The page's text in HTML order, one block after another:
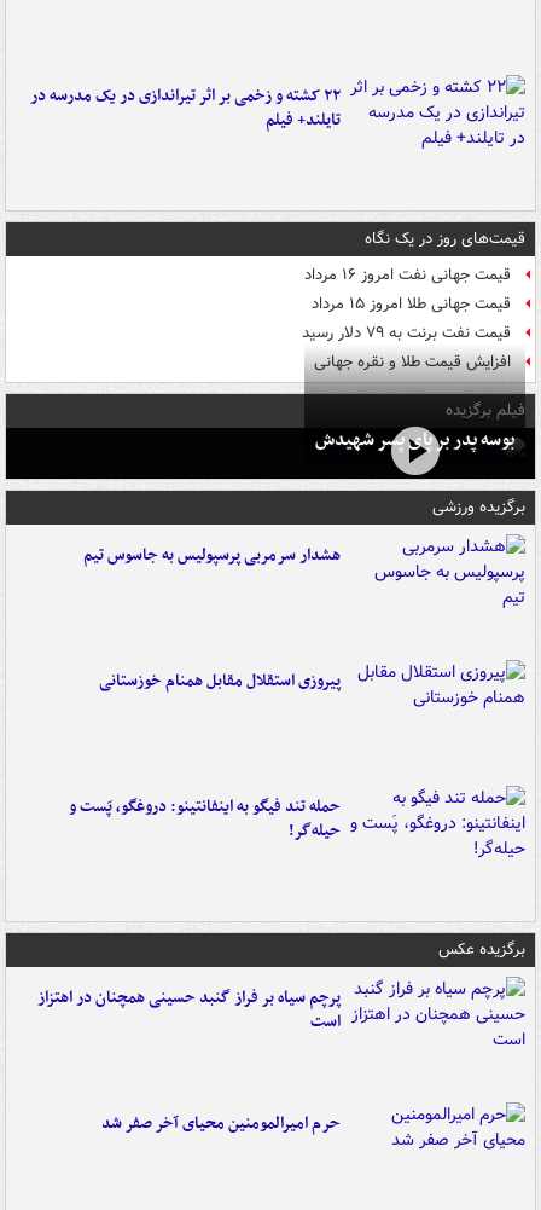
۲۲ کشته و زخمی بر اثر تیراندازی در یک مدرسه در
تایلند+ فیلم
قیمت‌های روز در یک نگاه
قیمت جهانی نفت امروز ۱۶ مرداد
قیمت جهانی طلا امروز ۱۵ مرداد
قیمت نفت برنت به ۷۹ دلار رسید
افزایش قیمت طلا و نقره جهانی
فیلم برگزیده
بوسه‌ پدر بر پای پسر شهیدش
برگزیده ورزشی
هشدار سرمربی پرسپولیس به جاسوس تیم
پیروزی استقلال مقابل همنام خوزستانی
حمله تند فیگو به اینفانتینو: دروغگو، پَست‌ و
حیله‌گر!
برگزیده عکس
پرچم سیاه بر فراز گنبد حسینی همچنان در اهتزاز
است
حرم امیرالمومنین محیای آخر صفر شد